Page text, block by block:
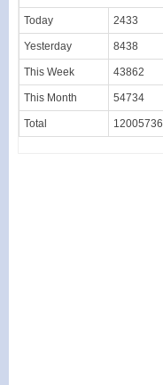
Today 2433
Yesterday 8438
This Week 43862
This Month 54734
Total 12005736